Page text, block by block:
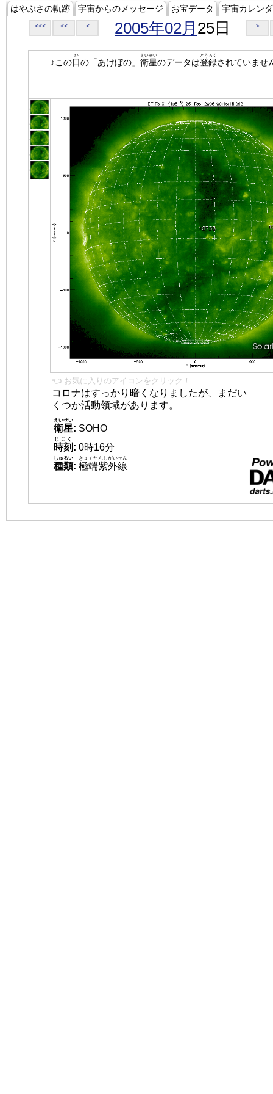
はやぶさの軌跡 宇宙からのメッセージ お宝データ 宇宙カレン
<<< << < 2005年02月 25日 >
♪この日
ひ
の「あけぼの」 衛星
えいせい
のデータは登録
とうろく
されていませ
👈 お気に入りのアイコンをクリック！
コロナはすっかり暗くなりましたが、まだい
くつか活動領域があります。
衛星
えいせい
: SOHO
時刻
じこく
: 0時16分
種類
しゅるい
: 極端紫外線
きょくたんしがいせん